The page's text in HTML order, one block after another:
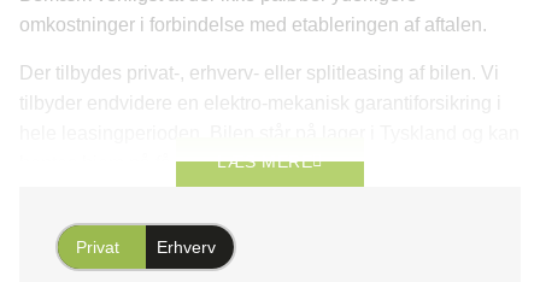
omkostninger i forbindelse med etableringen af aftalen.
Der tilbydes privat-, erhverv- eller splitleasing af bilen. Vi
tilbyder endvidere en elektro-mekanisk garantiforsikring i
hentes hjem på få hverdage.LÆS MERE
Privat Erhverv